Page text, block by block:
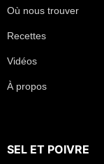
Où nous trouver
Recettes
Vidéos
À propos
SEL ET POIVRE